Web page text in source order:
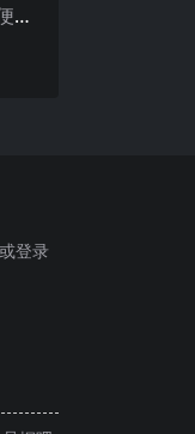
外卖小程序：让订餐更便捷，吃货的福音
登录